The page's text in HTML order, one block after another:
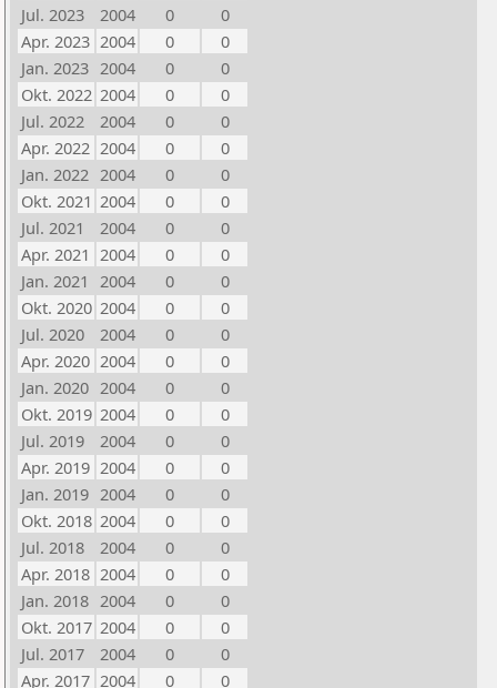
Jul. 2023
2004 0
0
Apr. 2023 2004 0
0
Jan. 2023 2004 0
0
Okt. 2022 2004 0
0
Jul. 2022
2004 0
0
Apr. 2022 2004 0
0
Jan. 2022 2004 0
0
Okt. 2021 2004 0
0
Jul. 2021
2004 0
0
Apr. 2021 2004 0
0
Jan. 2021 2004 0
0
Okt. 2020 2004 0
0
Jul. 2020
2004 0
0
Apr. 2020 2004 0
0
Jan. 2020 2004 0
0
Okt. 2019 2004 0
0
Jul. 2019
2004 0
0
Apr. 2019 2004 0
0
Jan. 2019 2004 0
0
Okt. 2018 2004 0
0
Jul. 2018
2004 0
0
Apr. 2018 2004 0
0
Jan. 2018 2004 0
0
Okt. 2017 2004 0
0
Jul. 2017
2004 0
0
Apr. 2017 2004 0
0